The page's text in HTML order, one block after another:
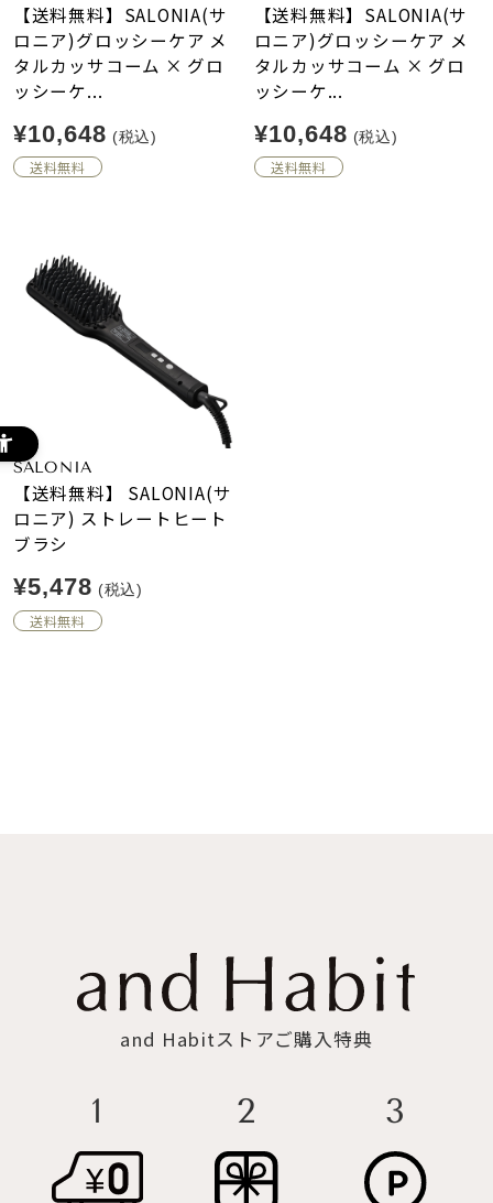
【送料無料】SALONIA(サ
ロニア)グロッシーケア メ
タルカッサコーム × グロ
ッシーケ...
¥10,648 (税込)
送料無料
【送料無料】SALONIA(サ
ロニア)グロッシーケア メ
タルカッサコーム × グロ
ッシーケ...
¥10,648 (税込)
送料無料
SALONIA
【送料無料】 SALONIA(サ
ロニア) ストレートヒート
ブラシ
¥5,478 (税込)
送料無料
and Habitストアご購入特典
1 2 3